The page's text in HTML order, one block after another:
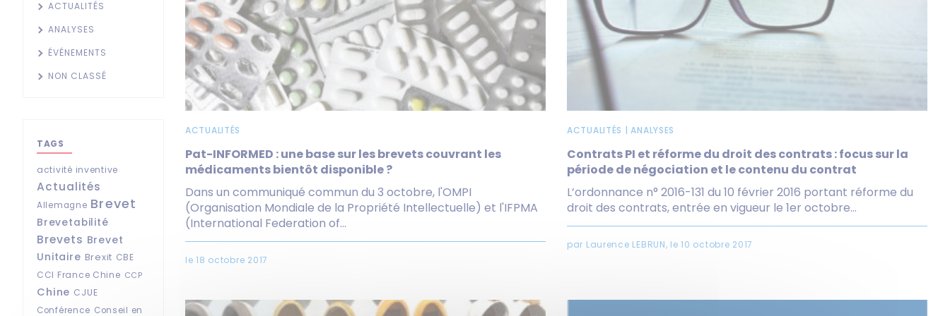
ACTUALITÉS
ANALYSES
ÉVÉNEMENTS
NON CLASSÉ
TAGS
activité inventive
Actualités
Allemagne Brevet
Brevetabilité
Brevets Brevet
Unitaire Brexit CBE
CCI France Chine CCP
Chine CJUE
Conférence Conseil en
ACTUALITÉS
Pat-INFORMED : une base sur les brevets couvrant les
médicaments bientôt disponible ?
Dans un communiqué commun du 3 octobre, l'OMPI
(Organisation Mondiale de la Propriété Intellectuelle) et l'IFPMA
(International Federation of...
le 18 octobre 2017
ACTUALITÉS | ANALYSES
Contrats PI et réforme du droit des contrats : focus sur la
période de négociation et le contenu du contrat
L’ordonnance n° 2016-131 du 10 février 2016 portant réforme du
droit des contrats, entrée en vigueur le 1er octobre...
par Laurence LEBRUN, le 10 octobre 2017